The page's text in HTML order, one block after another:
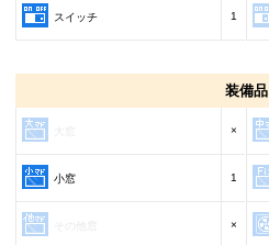
スイッチ 1
装備品
×
小窓 1
×